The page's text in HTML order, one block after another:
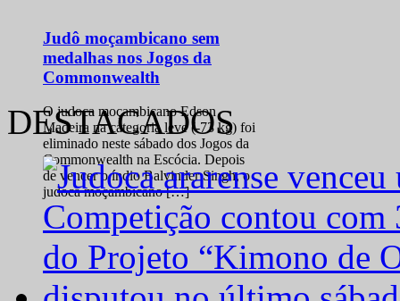
Judô moçambicano sem
medalhas nos Jogos da
Commonwealth
O judoca moçambicano Edson
Madeira na categoria leve (-73 kg) foi
eliminado neste sábado dos Jogos da
Commonwealth na Escócia. Depois
de vencer o índio Balvinder Singh, o
judoca moçambicano […]
DESTACADOS